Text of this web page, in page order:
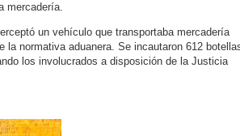
mercadería.
un vehículo que transportaba mercadería
normativa aduanera. Se incautaron 612
los involucrados a disposición de la Justicia